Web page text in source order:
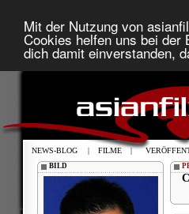
Mit der Nutzung von
Cookies helfen uns bei
dich damit einverstanden,
NEWS-BLOG | FILME |
BILD